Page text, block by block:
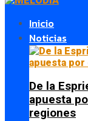
Inicio
Noticias
De la
apuesta
regiones